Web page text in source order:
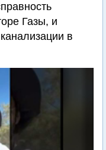
Газы, и
в